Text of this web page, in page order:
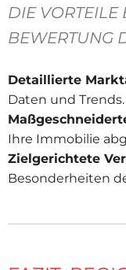
DIE VORTEILE
BEWERTUNG
Detaillierte
Daten und Trends.
Ihre Immobilie
Zielgerichtete
Besonderheiten